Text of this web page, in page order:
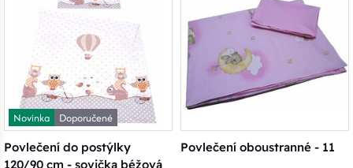
Novinka
Doporučené
Povlečení do postýlky
120/90 cm - sovička béžová
Povlečení oboustranné - 11